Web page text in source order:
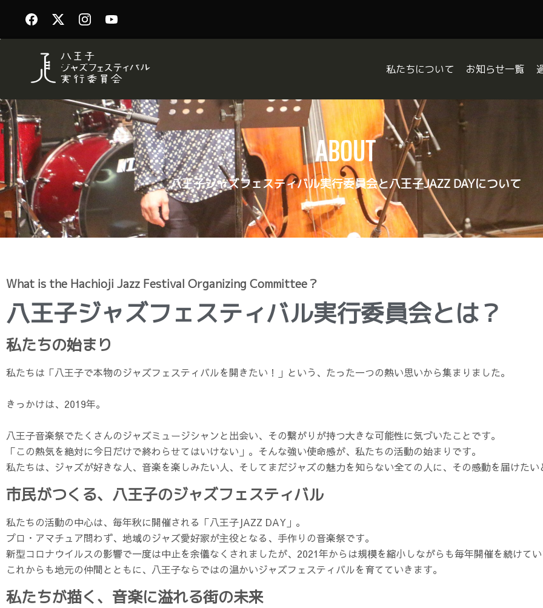
私たちについて
About Us
HISTORY
お知らせ一覧
Information
Topics
Blog
ABOUT
八王子ジャズフェスティバル実行委員会と八王子JAZZ DAYについて
What is the Hachioji Jazz Festival Organizing Committee？
八王子ジャズフェスティバル実行委員会とは？
私たちの始まり
私たちは「八王子で本物のジャズフェスティバルを開きたい！」という、たった一つの熱い思いから集まりました。
きっかけは、2019年。
八王子音楽祭でたくさんのジャズミュージシャンと出会い、その繋がりが持つ大きな可能性に気づいたことです。
「この熱気を絶対に今日だけで終わらせてはいけない」。そんな強い使命感が、私たちの活動の始まりです。
私たちは、ジャズが好きな人、音楽を楽しみたい人、そしてまだジャズの魅力を知らない全ての人に、その感動を届けたい
市民がつくる、八王子のジャズフェスティバル
私たちの活動の中心は、毎年秋に開催される「八王子JAZZ DAY」。
プロ・アマチュア問わず、地域のジャズ愛好家が主役となる、手作りの音楽祭です。
新型コロナウイルスの影響で一度は中止を余儀なくされましたが、2021年からは規模を縮小しながらも毎年開催を続けてい
これからも地元の仲間とともに、八王子ならではの温かいジャズフェスティバルを育てていきます。
私たちが描く、音楽に溢れる街の未来